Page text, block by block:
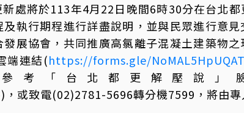
處將於113年4月22日晚間6時30分在台北都
執行期程進行詳盡說明，並與民眾進行意
展協會，共同推廣高氯離子混凝土建築物之
端連結(https://forms.gle/
考「台北都更解壓說」
)，或致電(02)2781-5696轉分機7599，將由專